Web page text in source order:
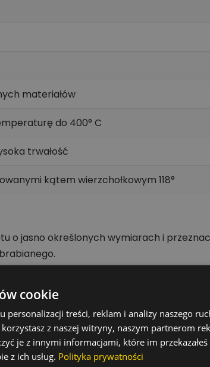
materiałów
do 400° C
trwałość
kątem wierzchołkowym 118°
o jasno określonych wymiarach i
mm 10 szt. szczególnie istotne jest
pracować stabilnie, a efekt obróbki
standardowe do metalu.
cookie
personalizacji treści, reklam i analizy naszego
z naszej witryny, naszym partnerom
je z innymi informacjami, które im
z ich usług. Polityka prywatności